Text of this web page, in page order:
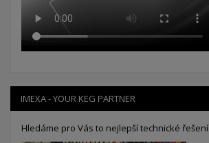
IMEXA - YOUR KEG PARTNER
Hledáme pro Vás to nejlepší technické řešení